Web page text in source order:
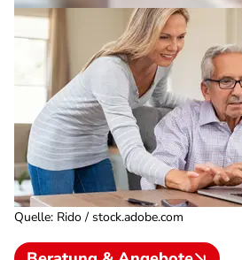
Quelle: Rido / stock.adobe.com